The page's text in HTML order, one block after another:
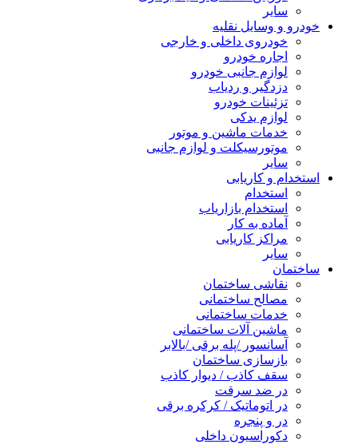
سایر
خودرو و وسایل نقلیه
خودروی داخلی و خارجی
اجاره خودرو
لوازم جانبی خودرو
دزدگیر و ردیاب
تزئینات خودرو
لوازم یدکی
خدمات ماشین و موتور
موتورسیکلت و لوازم جانبی
سایر
استخدام و کاریابی
استخدام
استخدام بازاریاب
آماده به کار
مراکز کاریابی
سایر
ساختمان
نقاشی ساختمان
مصالح ساختمانی
خدمات ساختمانی
ماشین آلات ساختمانی
آسانسور /پله برقی /بالابر
بازسازی ساختمان
سقف کاذب / دیوار کاذب
در ضد سرقت
در اتوماتیک / کرکره برقی
در و پنجره
دکوراسیون داخلی